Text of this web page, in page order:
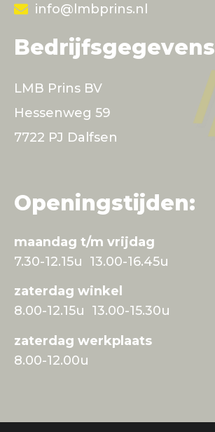
info@lmbprins.nl
Bedrijfsgegevens
LMB Prins BV
Hessenweg 59
7722 PJ Dalfsen
Openingstijden:
maandag t/m vrijdag
7.30-12.15u 13.00-16.45u
zaterdag winkel
8.00-12.15u 13.00-15.30u
zaterdag werkplaats
8.00-12.00u